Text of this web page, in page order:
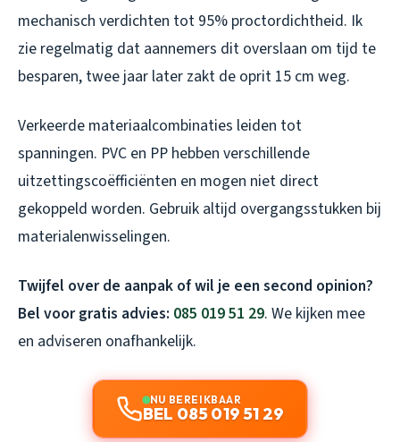
mechanisch verdichten tot 95% proctordichtheid. Ik
zie regelmatig dat aannemers dit overslaan om tijd te
besparen, twee jaar later zakt de oprit 15 cm weg.
Verkeerde materiaalcombinaties leiden tot
spanningen. PVC en PP hebben verschillende
uitzettingscoëfficiënten en mogen niet direct
gekoppeld worden. Gebruik altijd overgangsstukken bij
materialenwisselingen.
Twijfel over de aanpak of wil je een second opinion?
Bel voor gratis advies: 085 019 51 29. We kijken mee
en adviseren onafhankelijk.
NU BEREIKBAAR
BEL 085 019 51 29